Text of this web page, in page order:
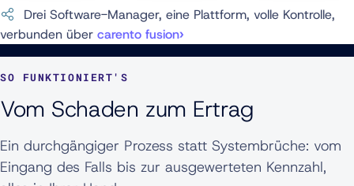
Drei Software-Manager, eine Plattform, volle Kontrolle,
verbunden über carento fusion
SO FUNKTIONIERT'S
Vom Schaden zum Ertrag
Ein durchgängiger Prozess statt Systembrüche: vom
Eingang des Falls bis zur ausgewerteten Kennzahl,